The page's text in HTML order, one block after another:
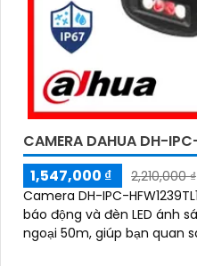
CAMERA DAHUA DH-
1,547,000 ₫
2,210,000 ₫
Camera DH-IPC-
báo động và đèn LED ánh
ngoại 50m, giúp bạn quan